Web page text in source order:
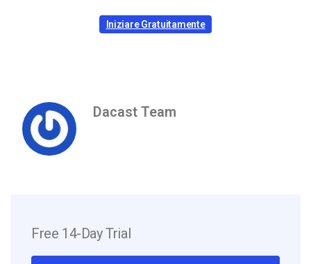
Iniziare Gratuitamente
Dacast Team
Free 14-Day Trial